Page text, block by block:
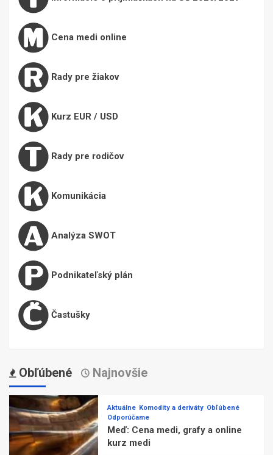
Cena medi online
Rady pre žiakov
Kurz EUR / USD
Rady pre rodičov
Komunikácia
Analýza SWOT
Podnikateľský plán
Častušky
Obľúbené Najnovšie
Aktuálne Komodity a deriváty Obľúbené
Odporúčame
Meď: Cena medi, grafy a online
kurz medi